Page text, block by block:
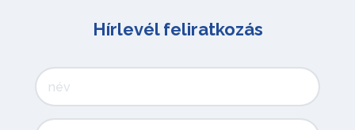
Hírlevél feliratkozás